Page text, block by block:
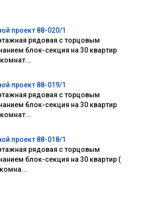
проект 88-020/1
рядовая с торцовым
блок-секция на 30 квартир
проект 88-019/1
рядовая с торцовым
блок-секция на 30 квартир
проект 88-018/1
рядовая с торцовым
блок-секция на 30 квартир (